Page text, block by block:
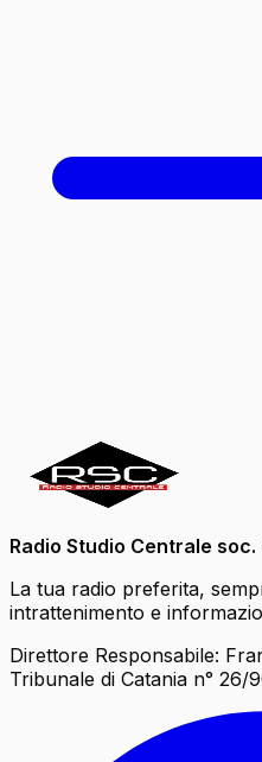
Radio Studio Centrale
La tua radio preferita,
intrattenimento e
Direttore Responsabile:
Tribunale di Catania n° 26/